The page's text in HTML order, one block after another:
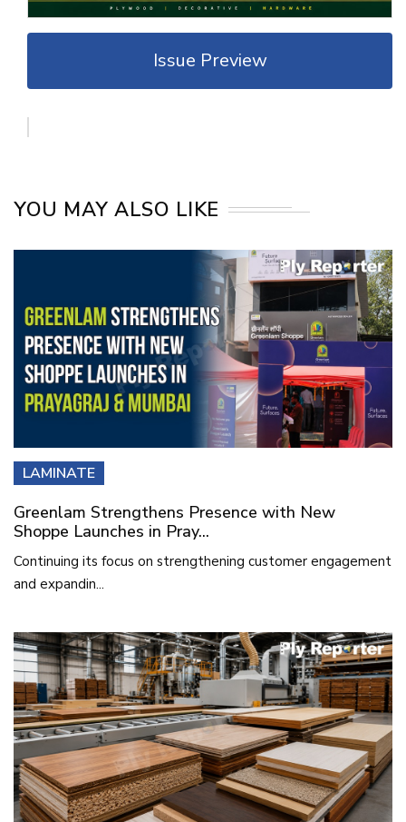
Issue Preview
YOU MAY ALSO LIKE
LAMINATE
Greenlam Strengthens Presence with New
Shoppe Launches in Pray...
Continuing its focus on strengthening customer engagement
and expandin...